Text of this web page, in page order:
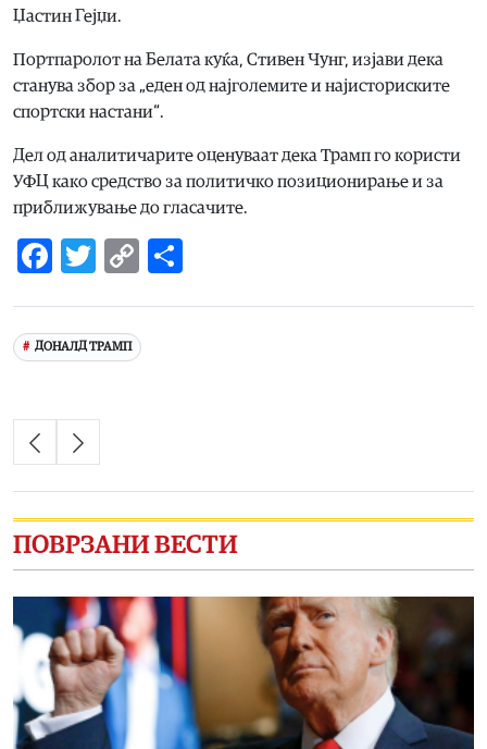
Џастин Гејџи.
Портпаролот на Белата куќа, Стивен Чунг, изјави дека
станува збор за „еден од најголемите и најисториските
спортски настани“.
Дел од аналитичарите оценуваат дека Трамп го користи
УФЦ како средство за политичко позиционирање и за
приближување до гласачите.
Facebook
Twitter
Copy
ДОНАЛД ТРАМП
ПОВРЗАНИ ВЕСТИ